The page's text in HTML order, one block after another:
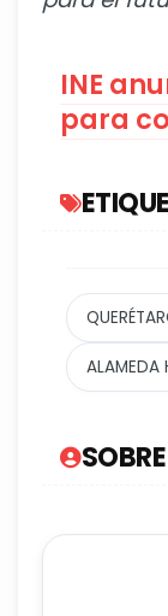
INE
para
ALAMEDA